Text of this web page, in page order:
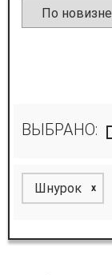
ВЫБРАНО:
Шнурок x